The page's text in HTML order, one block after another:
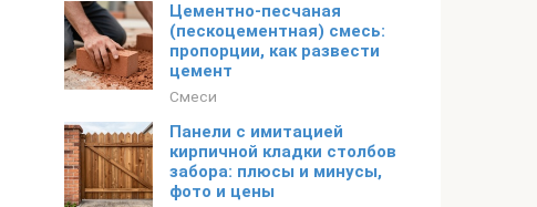
Цементно-песчаная
(пескоцементная) смесь:
пропорции, как развести
цемент
Смеси
Панели с имитацией
кирпичной кладки столбов
забора: плюсы и минусы,
фото и цены